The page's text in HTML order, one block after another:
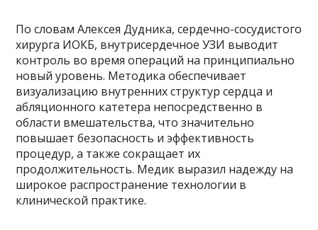
По словам Алексея Дудника, сердечно-сосудистого
хирурга ИОКБ, внутрисердечное УЗИ выводит
контроль во время операций на принципиально
новый уровень. Методика обеспечивает
визуализацию внутренних структур сердца и
абляционного катетера непосредственно в
области вмешательства, что значительно
повышает безопасность и эффективность
процедур, а также сокращает их
продолжительность. Медик выразил надежду на
широкое распространение технологии в
клинической практике.